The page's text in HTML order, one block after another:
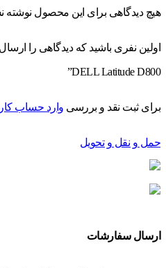
هیچ دیدگاهی برای این محصول
اولین نفری باشید که دیدگاهی را
DELL Latitude D800”
برای ثبت نقد و بررسی وارد حساب
حمل و نقل و تحویل
ارسال سفارشات